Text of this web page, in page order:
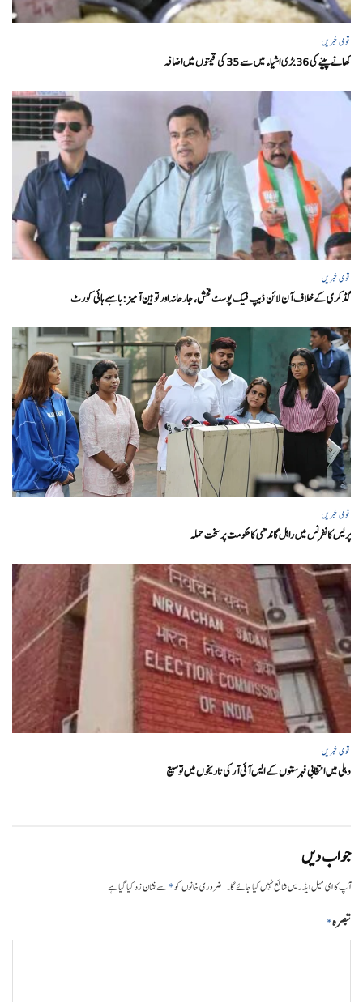
قومی خبریں
کھانے پینے کی 36 بڑی اشیاء میں سے 35 کی قیمتوں میں اضافہ
قومی خبریں
گڈکری کے خلاف آن لائن ڈیپ فیک پوسٹ فحش، جارحانہ اور توہین آمیز:بامبے ہائی کورٹ
قومی خبریں
پریس کانفرنس میں راہل گاندھی کا حکومت پر سخت حملہ
قومی خبریں
دہلی میں انتخابی فہرستوں کے ایس آئی آر کی تاریخوں میں توسیع
جواب دیں
آپ کا ای میل ایڈریس شائع نہیں کیا جائے گا۔ ضروری خانوں کو*سے نشان زد کیا گیا ہے
تبصرہ*